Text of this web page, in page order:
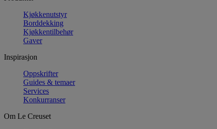
Kjøkkenutstyr
Borddekking
Kjøkkentilbehør
Gaver
Inspirasjon
Oppskrifter
Guides & temaer
Services
Konkurranser
Om Le Creuset